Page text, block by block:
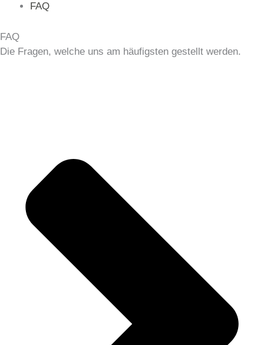
FAQ
FAQ
Die Fragen, welche uns am häufigsten gestellt werden.